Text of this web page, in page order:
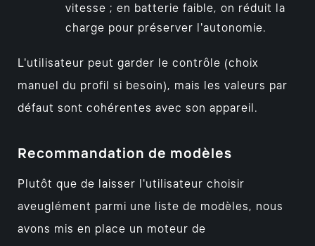
vitesse ; en batterie faible, on réduit la
charge pour préserver l'autonomie.
L'utilisateur peut garder le contrôle (choix
manuel du profil si besoin), mais les valeurs par
défaut sont cohérentes avec son appareil.
Recommandation de modèles
Plutôt que de laisser l'utilisateur choisir
aveuglément parmi une liste de modèles, nous
avons mis en place un moteur de